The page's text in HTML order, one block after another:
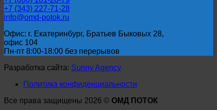
+7 (343) 227-71-28
info@omd-potok.ru
Офис: г. Екатеринбург, Братьев Быковых 28,
офис 104
Пн-пт 8:00-18:00 без перерывов
Разработка сайта: Sunny Agency
Политика конфиденциальности
Все права защищены 2026 © ОМД ПОТОК